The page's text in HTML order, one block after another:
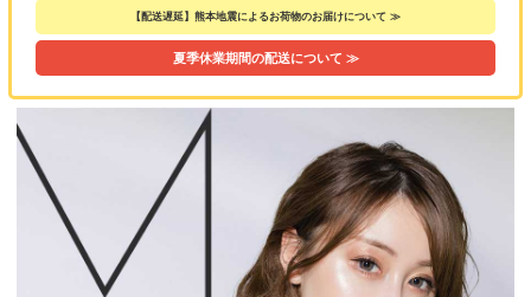
【配送遅延】熊本地震によるお荷物のお届けについて ≫
夏季休業期間の配送について ≫